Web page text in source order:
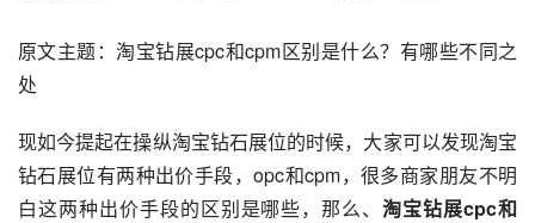
原文主题：淘宝钻展cpc和cpm区别是什么？有哪些不同之
处
现如今提起在操纵淘宝钻石展位的时候，大家可以发现淘宝
钻石展位有两种出价手段，opc和cpm，很多商家朋友不明
白这两种出价手段的区别是哪些，那么、淘宝钻展cpc和